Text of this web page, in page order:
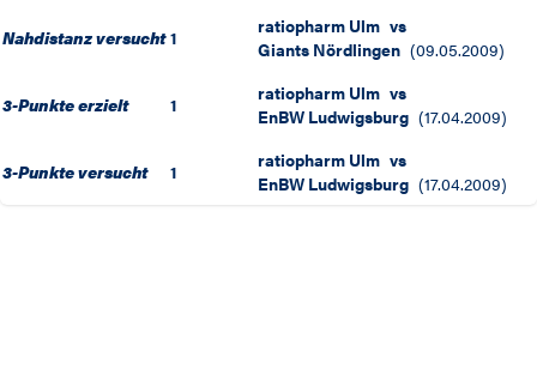
Nahdistanz versucht 1 ratiopharm Ulm vs
Giants Nördlingen (09.05.2009)
3-Punkte erzielt 1 ratiopharm Ulm vs
EnBW Ludwigsburg (17.04.2009)
3-Punkte versucht 1 ratiopharm Ulm vs
EnBW Ludwigsburg (17.04.2009)